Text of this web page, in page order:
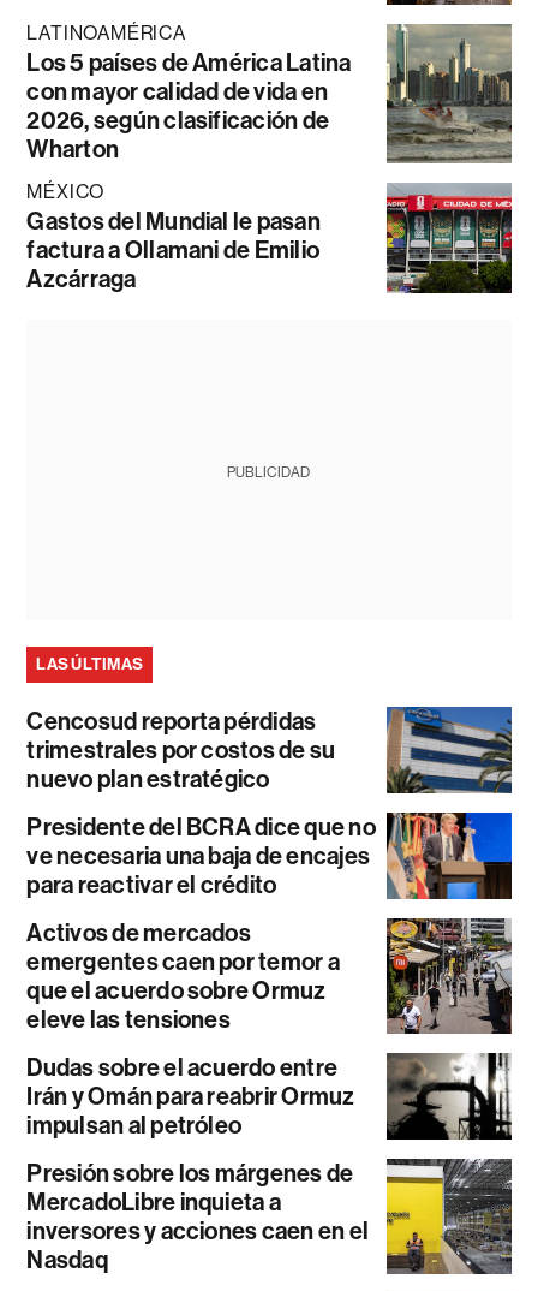
LATINOAMÉRICA
Los 5 países de América Latina
con mayor calidad de vida en
2026, según clasificación de
Wharton
MÉXICO
Gastos del Mundial le pasan
factura a Ollamani de Emilio
Azcárraga
PUBLICIDAD
LAS ÚLTIMAS
Cencosud reporta pérdidas
trimestrales por costos de su
nuevo plan estratégico
Presidente del BCRA dice que no
ve necesaria una baja de encajes
para reactivar el crédito
Activos de mercados
emergentes caen por temor a
que el acuerdo sobre Ormuz
eleve las tensiones
Dudas sobre el acuerdo entre
Irán y Omán para reabrir Ormuz
impulsan al petróleo
Presión sobre los márgenes de
MercadoLibre inquieta a
inversores y acciones caen en el
Nasdaq